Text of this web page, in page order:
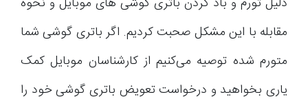
مقابله با این مشکل صحبت کردیم. اگر باتری گوشی شما
متورم شده توصیه می‌کنیم از کارشناسان موبایل کمک
یاری بخواهید و درخواست تعویض باتری گوشی خود را